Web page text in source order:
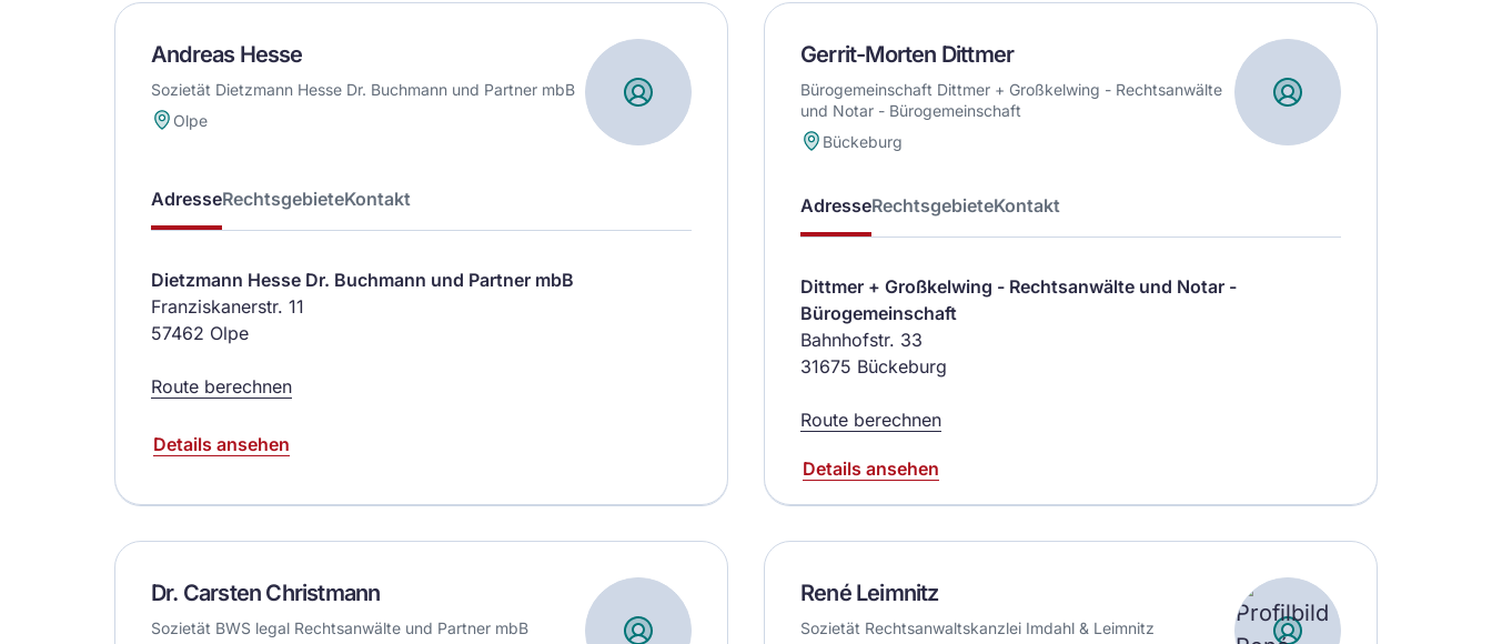
Andreas Hesse
Sozietät Dietzmann Hesse Dr. Buchmann und Partner mbB
Olpe
AdresseRechtsgebieteKontakt
Dietzmann Hesse Dr. Buchmann und Partner mbB
Franziskanerstr. 11
57462 Olpe
Route berechnen
Details ansehen
Gerrit-Morten Dittmer
Bürogemeinschaft Dittmer + Großkelwing - Rechtsanwälte
und Notar - Bürogemeinschaft
Bückeburg
AdresseRechtsgebieteKontakt
Dittmer + Großkelwing - Rechtsanwälte und Notar -
Bürogemeinschaft
Bahnhofstr. 33
31675 Bückeburg
Route berechnen
Details ansehen
Dr. Carsten Christmann
Sozietät BWS legal Rechtsanwälte und Partner mbB
René Leimnitz
Sozietät Rechtsanwaltskanzlei Imdahl & Leimnitz